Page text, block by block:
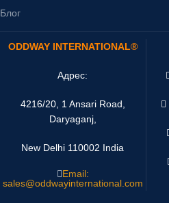
Блог
ODDWAY INTERNATIONAL®
Адрес:
4216/20, 1 Ansari Road,
Daryaganj,
New Delhi 110002 India
Email:
sales@oddwayinternational.com